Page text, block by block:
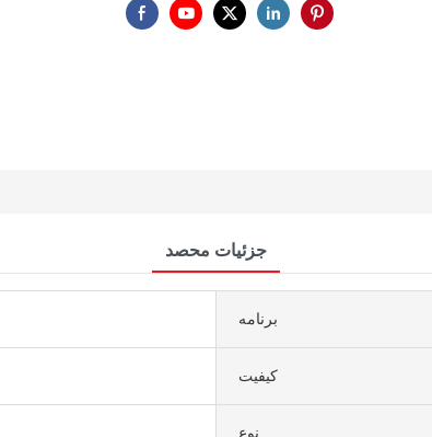
جزئیات محصد
برنامه
کیفیت
نوع